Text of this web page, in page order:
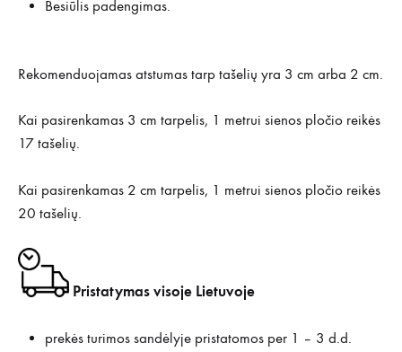
Besiūlis padengimas.
Rekomenduojamas atstumas tarp tašelių yra 3 cm arba 2 cm.
Kai pasirenkamas 3 cm tarpelis, 1 metrui sienos pločio reikės
17 tašelių.
Kai pasirenkamas 2 cm tarpelis, 1 metrui sienos pločio reikės
20 tašelių.
Pristatymas visoje Lietuvoje
prekės turimos sandėlyje pristatomos per 1 – 3 d.d.